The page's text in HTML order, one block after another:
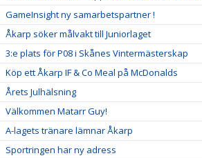
GameInsight ny samarbetspartner !
Åkarp söker målvakt till Juniorlaget
3:e plats för P08 i Skånes Vintermästerskap
Köp ett Åkarp IF & Co Meal på McDonalds
Årets Julhälsning
Välkommen Matarr Guy!
A-lagets tränare lämnar Åkarp
Sportringen har ny adress